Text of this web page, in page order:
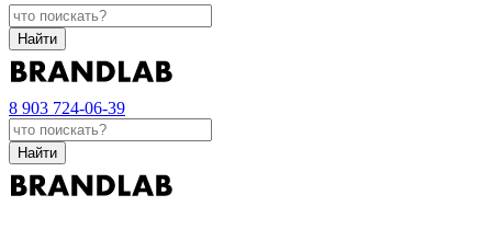
Найти
8 903 724-06-39
Найти